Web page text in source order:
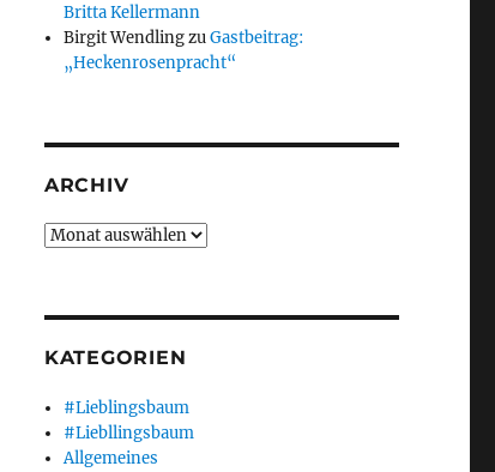
Britta Kellermann
Birgit WendlingzuGastbeitrag:
„Heckenrosenpracht“
ARCHIV
Archiv
KATEGORIEN
#Lieblingsbaum
#Liebllingsbaum
Allgemeines